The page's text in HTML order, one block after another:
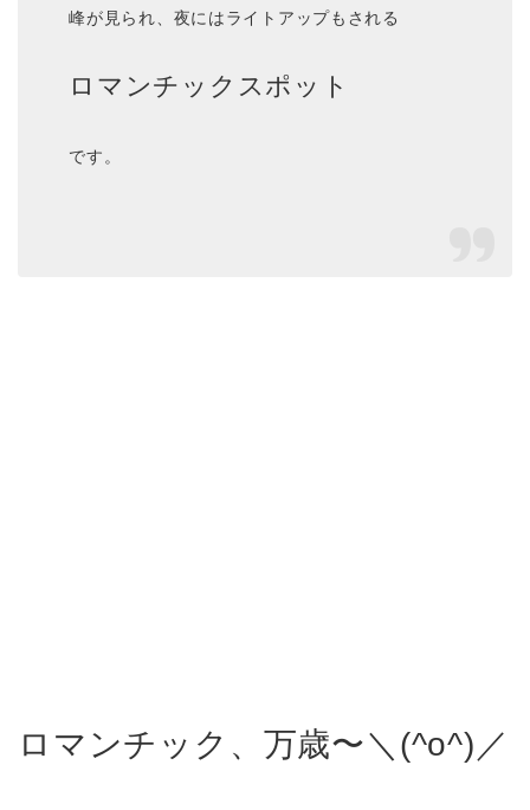
峰が見られ、夜にはライトアップもされる
ロマンチックスポット
です。
ロマンチック、万歳〜＼(^o^)／